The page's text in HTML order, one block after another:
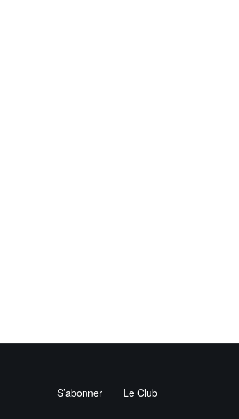
S’abonner Le Club